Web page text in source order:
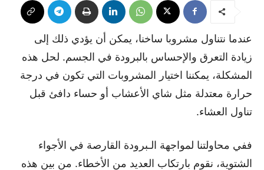
عندما نتناول مشروبا ساخنا، يمكن أن يؤدي ذلك إلى
زيادة التعرق والإحساس بالبرودة في الجسم. لحل هذه
المشكلة، يمكننا اختيار المشروبات التي تكون في درجة
حرارة معتدلة مثل شاي الأعشاب أو حساء دافئ قبل
تناول العشاء.
ففي محاولتنا لمواجهة الـبرودة القارصة في الأجواء
الشتوية، نقوم بارتكاب العديد من الأخطاء. من بين هذه